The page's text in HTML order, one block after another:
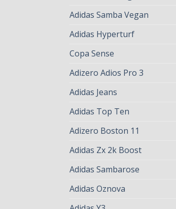
Adidas Samba Vegan
Adidas Hyperturf
Copa Sense
Adizero Adios Pro 3
Adidas Jeans
Adidas Top Ten
Adizero Boston 11
Adidas Zx 2k Boost
Adidas Sambarose
Adidas Oznova